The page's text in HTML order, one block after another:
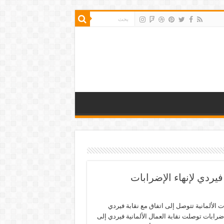
لإنهاء الإضرابات
الألمانية تتوصل إلى اتفاق مع نقابة فيردي
توصلت نقابة العمال الألمانية فيردي إلى